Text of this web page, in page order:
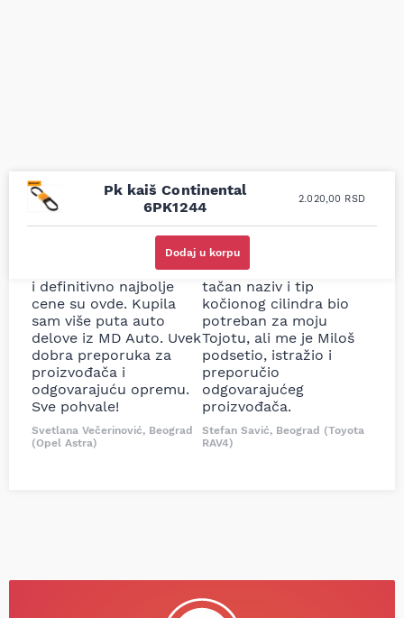
Pk kaiš Continental
6PK1244
2.020,00 RSD
Dodaj u korpu
Uporedila sam sve
prodavnice auto delova
i definitivno najbolje
cene su ovde. Kupila
sam više puta auto
delove iz MD Auto. Uvek
dobra preporuka za
proizvođača i
odgovarajuću opremu.
Sve pohvale!
Svetlana Večerinović, Beograd
(Opel Astra)
Odlična usluga i
ljubazni prodavci.
Nisam bio siguran koji je
tačan naziv i tip
kočionog cilindra bio
potreban za moju
Tojotu, ali me je Miloš
podsetio, istražio i
preporučio
odgovarajućeg
proizvođača.
Stefan Savić, Beograd (Toyota
RAV4)